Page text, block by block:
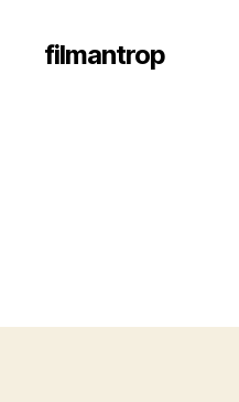
filmantrop